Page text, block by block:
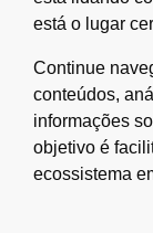
está o lugar
Continue
conteúdos,
informações
objetivo é
ecossistema